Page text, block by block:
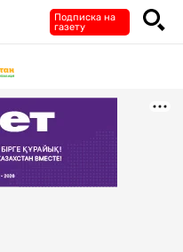
Подписка на
газету